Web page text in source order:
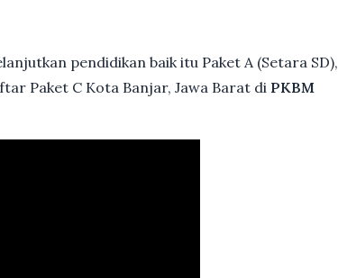
pendidikan baik itu Paket A (Setara SD),
Paket C Kota Banjar, Jawa Barat di PKBM